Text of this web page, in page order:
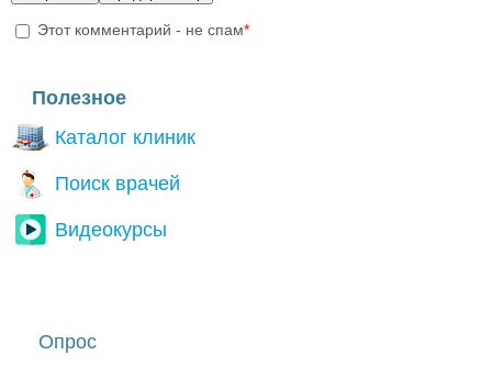
спам бот.
Этот комментарий - не спам*
Полезное
Каталог клиник
Поиск врачей
Видеокурсы
Опрос